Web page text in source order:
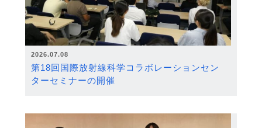
2026.07.08
第18回国際放射線科学コラボレーションセン
ターセミナーの開催